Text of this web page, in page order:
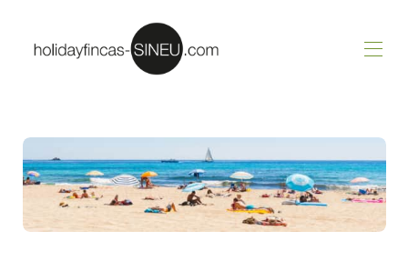
Unsere Unterkünfte
Angebote
Buchung & Stornierung
Anfrage